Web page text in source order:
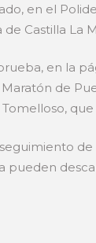
en el
de Castilla
en la
de
pueden